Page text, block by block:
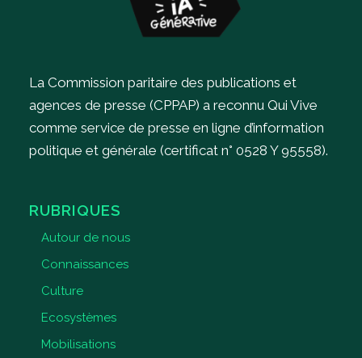
La Commission paritaire des publications et
agences de presse (CPPAP) a reconnu Qui Vive
comme service de presse en ligne d’information
politique et générale (certificat n° 0528 Y 95558).
RUBRIQUES
Autour de nous
Connaissances
Culture
Ecosystèmes
Mobilisations